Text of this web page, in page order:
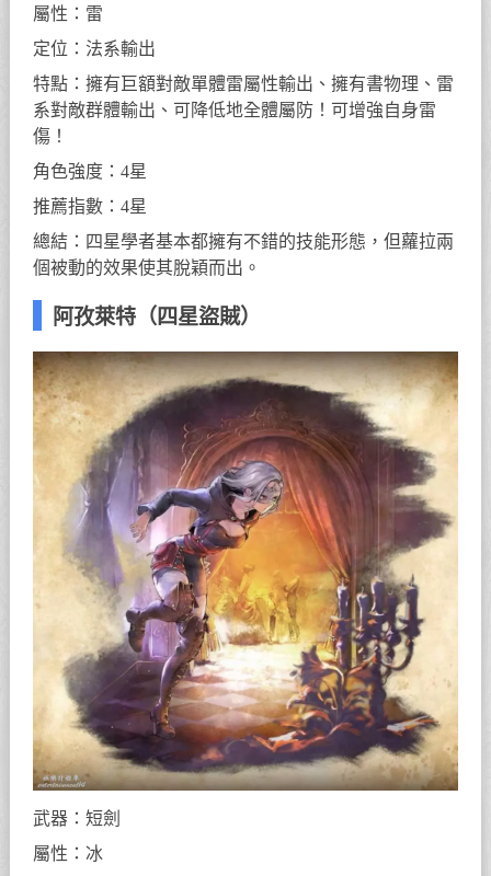
屬性：雷
定位：法系輸出
特點：擁有巨額對敵單體雷屬性輸出、擁有書物理、雷
系對敵群體輸出、可降低地全體屬防！可增強自身雷
傷！
角色強度：4星
推薦指數：4星
總結：四星學者基本都擁有不錯的技能形態，但蘿拉兩
個被動的效果使其脫穎而出。
阿孜萊特（四星盜賊）
武器：短劍
屬性：冰